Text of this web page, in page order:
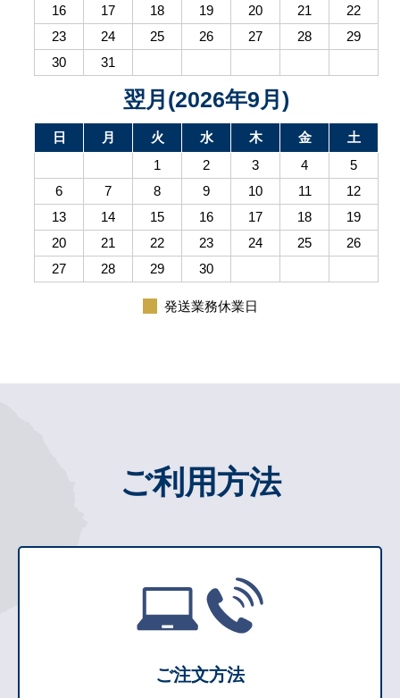
16
17 18 19 20 21
22
23
24 25 26 27 28
29
30
31
翌月(2026年9月)
日 月 火 水 木 金
土
1
2 3 4
5
6
7 8 9 10 11
12
13
14 15 16 17 18
19
20
21 22 23 24 25
26
27
28 29 30
発送業務休業日
ご利用方法
ご注文方法